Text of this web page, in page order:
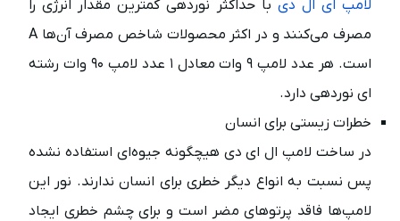
لامپ ای ال دی با حداکثر نوردهی کمترین مقدار انرژی را
مصرف می‌کنند و در اکثر محصولات شاخص مصرف آن‌ها A
است. هر عدد لامپ ۹ وات معادل ۱ عدد لامپ ۹۰ وات رشته
ای نور‌دهی دارد.
خطرات زیستی برای انسان
در ساخت لامپ ال ای دی هیچگونه جیوه‌ای استفاده نشده
پس نسبت به انواع دیگر خطری برای انسان ندارند. نور این
لامپ‌ها فاقد پرتوهای مضر است و برای چشم خطری ایجاد